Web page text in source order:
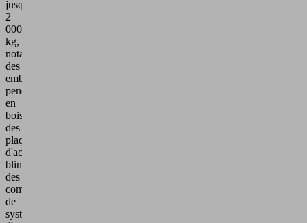
jusqu'à
2
000
kg,
notamment
des
emballages
pendulaires
en
bois,
des
plaques
d'acier
blindées,
des
composants
de
systèmes